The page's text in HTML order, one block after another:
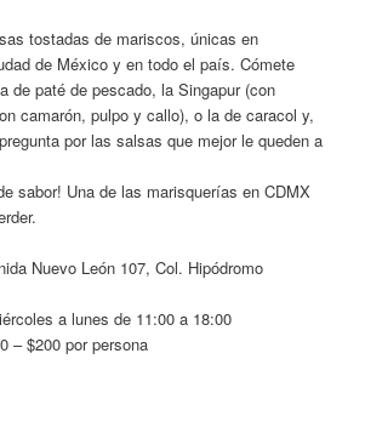
tostadas de mariscos, únicas en
de México y en todo el país. Cómete
de paté de pescado, la Singapur (con
camarón, pulpo y callo), o la de caracol y,
por las salsas que mejor le queden a
sabor! Una de las marisquerías en CDMX
Nuevo León 107, Col. Hipódromo
a lunes de 11:00 a 18:00
– $200 por persona